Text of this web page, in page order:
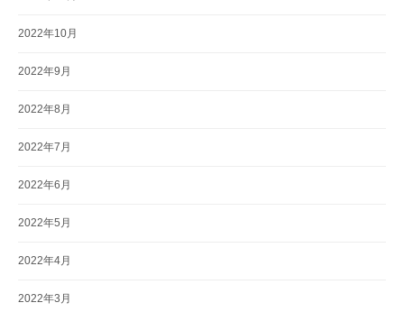
2022年10月
2022年9月
2022年8月
2022年7月
2022年6月
2022年5月
2022年4月
2022年3月